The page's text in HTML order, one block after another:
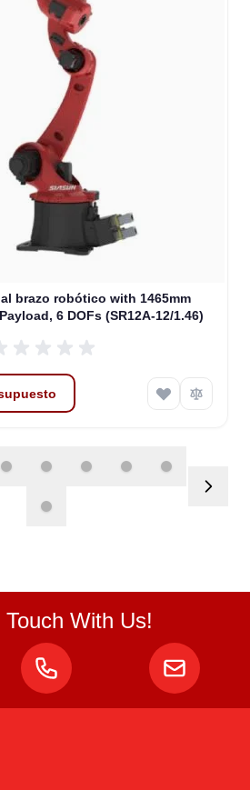
brazo robótico with 1465mm
6 DOFs (SR12A-12/1.46)
With Us!